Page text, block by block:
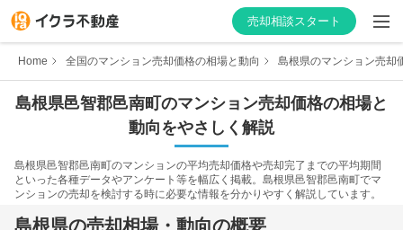
売却相談スタート
はじめての方へ
不動産会社を探す
物件の価格を知る
Home 全国のマンション売却価格の相場と動向 島根県のマンション売却
島根県邑智郡邑南町 のマンション売却価格の相場と
動向をやさしく解説
島根県邑智郡邑南町のマンションの平均売却価格や売却完了までの平均期間
といった各種データやアンケート等を幅広く掲載。 島根県邑智郡邑南町でマ
ンションの売却を検討する時に必要な情報を分かりやすく解説しています。
島根県の売却相場・動向の概要